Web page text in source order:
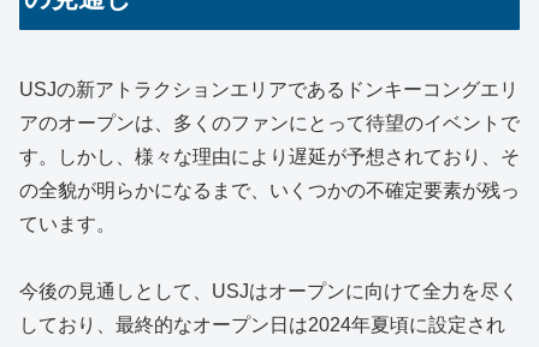
USJの新アトラクションエリアであるドンキーコングエリ
アのオープンは、多くのファンにとって待望のイベントで
す。しかし、様々な理由により遅延が予想されており、そ
の全貌が明らかになるまで、いくつかの不確定要素が残っ
ています。
今後の見通しとして、USJはオープンに向けて全力を尽く
しており、最終的なオープン日は2024年夏頃に設定され